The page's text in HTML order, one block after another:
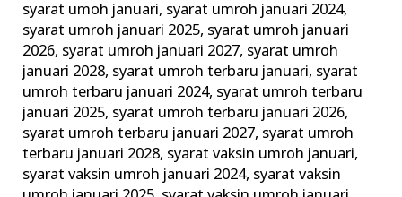
syarat umoh januari, syarat umroh januari 2024,
syarat umroh januari 2025, syarat umroh januari
2026, syarat umroh januari 2027, syarat umroh
januari 2028, syarat umroh terbaru januari, syarat
umroh terbaru januari 2024, syarat umroh terbaru
januari 2025, syarat umroh terbaru januari 2026,
syarat umroh terbaru januari 2027, syarat umroh
terbaru januari 2028, syarat vaksin umroh januari,
syarat vaksin umroh januari 2024, syarat vaksin